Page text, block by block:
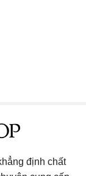
định chất